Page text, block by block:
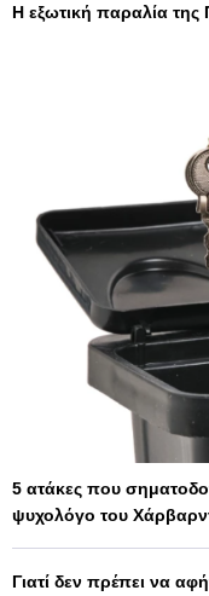
Η εξωτική παραλία
5 ατάκες που
ψυχολόγο του
Γιατί δεν πρέπει να